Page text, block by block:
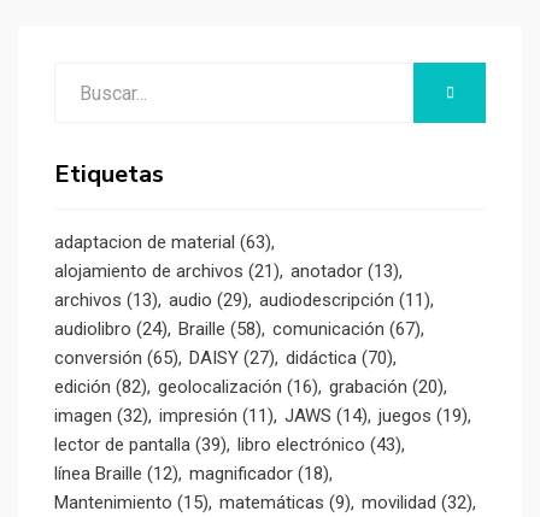
BUSCAR
Etiquetas
adaptacion de material (63)
alojamiento de archivos (21) anotador (13)
archivos (13) audio (29) audiodescripción (11)
audiolibro (24) Braille (58) comunicación (67)
conversión (65) DAISY (27) didáctica (70)
edición (82) geolocalización (16) grabación (20)
imagen (32) impresión (11) JAWS (14) juegos (19)
lector de pantalla (39) libro electrónico (43)
línea Braille (12) magnificador (18)
Mantenimiento (15) matemáticas (9) movilidad (32)